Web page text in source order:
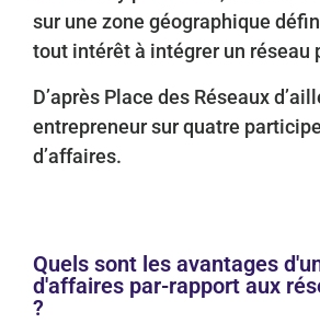
sur une zone géographique
tout intérêt à intégrer un réseau
D’après Place des Réseaux
entrepreneur sur quatre
d’affaires.
Quels sont les avantages
d'affaires par-rapport aux
?